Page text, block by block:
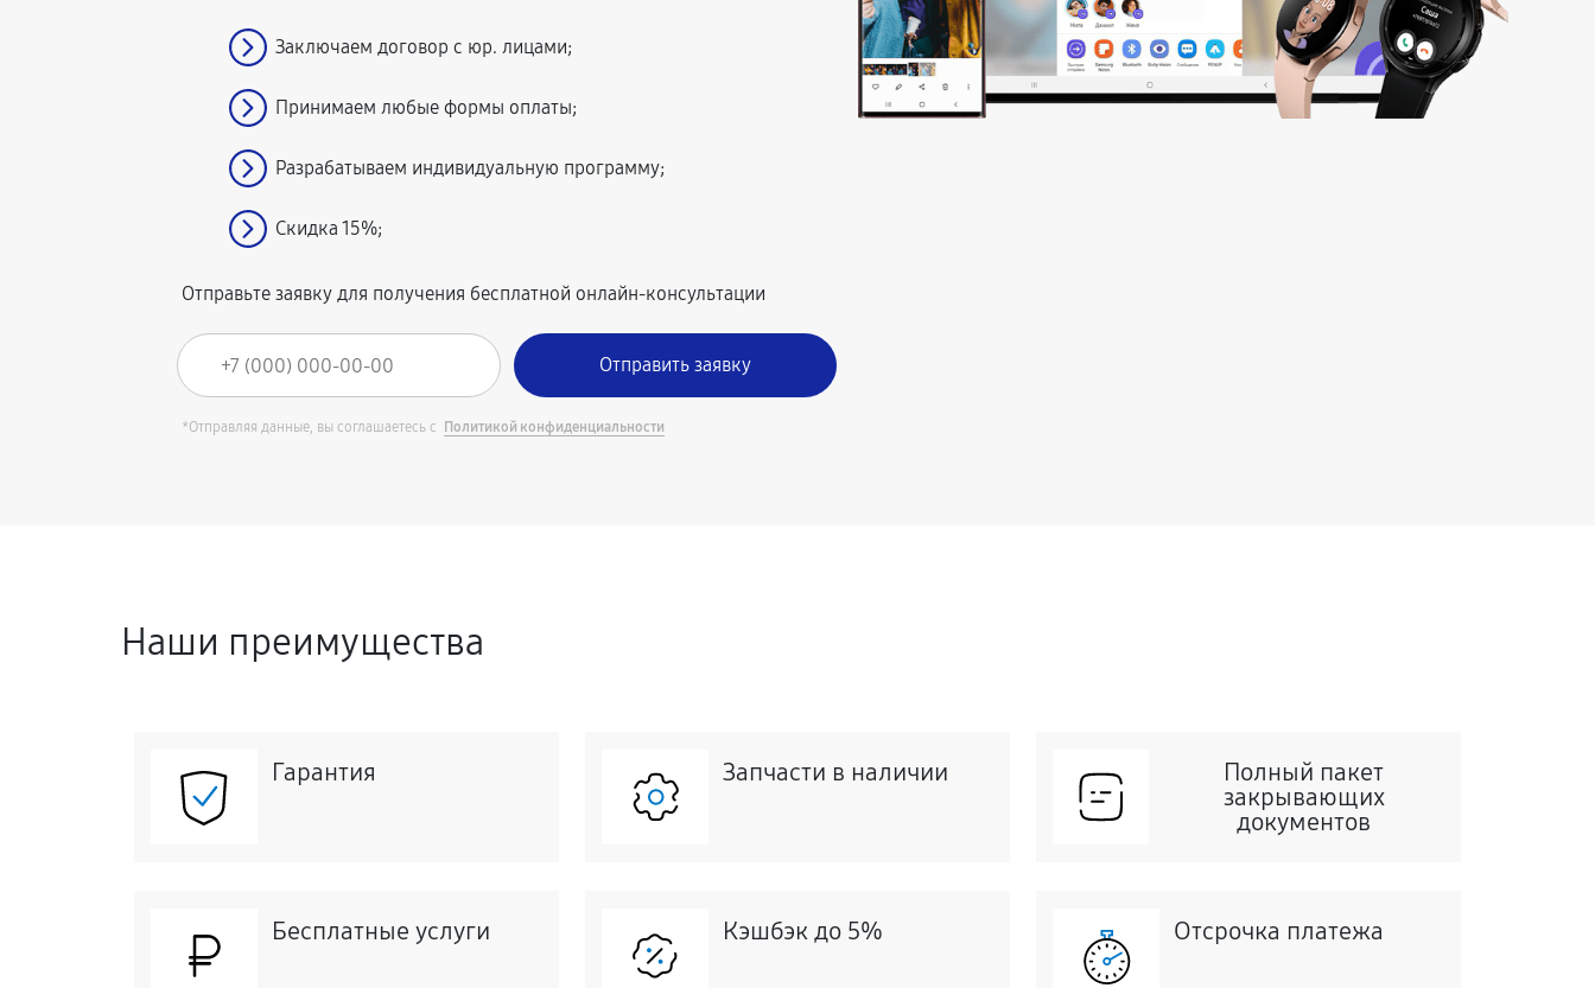
Заключаем договор с юр. лицами;
Принимаем любые формы оплаты;
Разрабатываем индивидуальную программу;
Скидка 15%;
Отправьте заявку для получения бесплатной онлайн-консультации
*Отправляя данные, вы соглашаетесь с Политикой конфиденциальности
Наши преимущества
Гарантия Запчасти в наличии
Полный пакет
закрывающих
документов
Бесплатные услуги Кэшбэк до 5% Отсрочка платежа